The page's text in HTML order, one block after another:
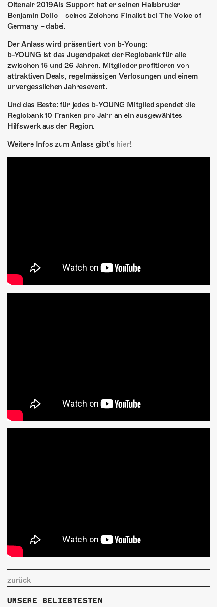
Oltenair 2019Als Support hat er seinen Halbbruder
Benjamin Dolic – seines Zeichens Finalist bei The Voice of
Germany – dabei.
Der Anlass wird präsentiert von b-Young:
b-YOUNG ist das Jugendpaket der Regiobank für alle
zwischen 15 und 26 Jahren. Mitglieder profitieren von
attraktiven Deals, regelmässigen Verlosungen und einem
unvergesslichen Jahresevent.
Und das Beste: für jedes b-YOUNG Mitglied spendet die
Regiobank 10 Franken pro Jahr an ein ausgewähltes
Hilfswerk aus der Region.
Weitere Infos zum Anlass gibt’s hier!
zurück
UNSERE BELIEBTESTEN